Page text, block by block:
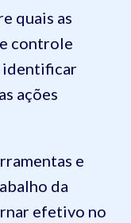
quais as
controle
identificar
ações
e
da
efetivo no